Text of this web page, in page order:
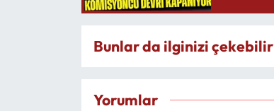
Bunlar da ilginizi çekebilir
Yorumlar